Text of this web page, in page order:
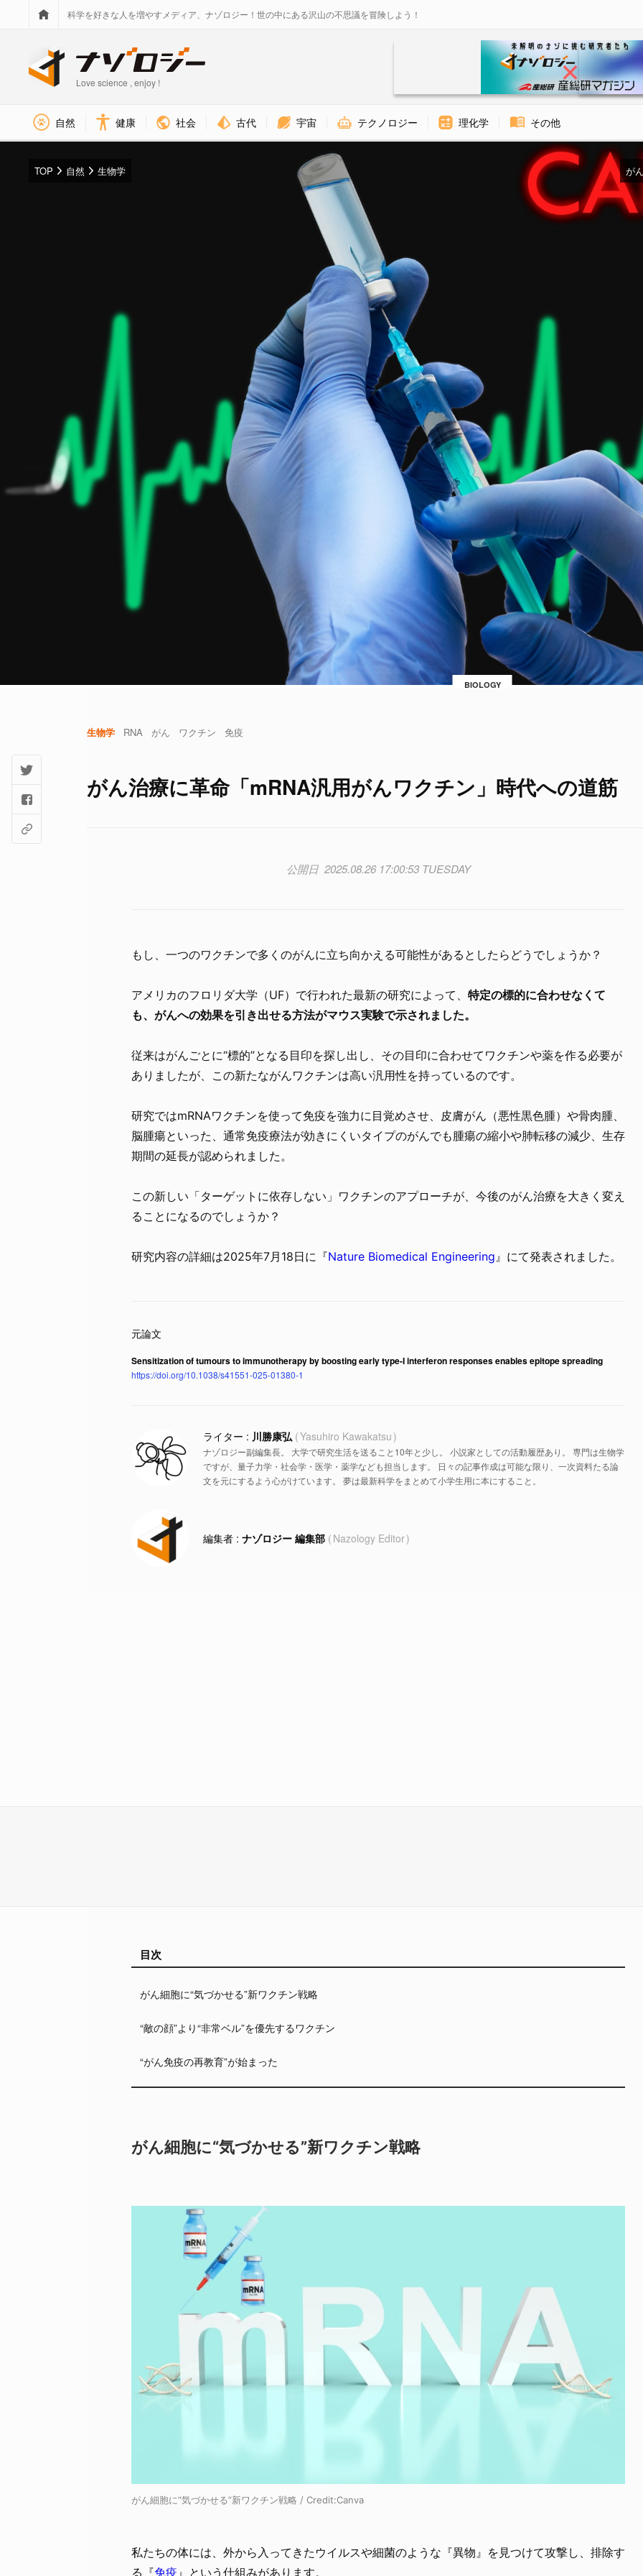
科学を好きな人を増やすメディア、ナゾロジー！世の中にある沢山の不思議を冒険しよう！
Love science , enjoy !
自然 健康 社会 古代 宇宙 テクノロジー 理化学 その他
が
BIOLOGY
TOP 自然 生物学
生物学 RNA がん ワクチン 免疫
がん治療に革命「mRNA汎用がんワクチン」時代への道筋
2025.08.26 17:00:53 TUESDAY
もし、一つのワクチンで多くのがんに立ち向かえる可能性があるとしたらどうでしょうか？
アメリカのフロリダ大学（UF）で行われた最新の研究によって、 特定の標的に合わせなくて
も、がんへの効果を引き出せる方法がマウス実験で示されました。
従来はがんごとに“標的”となる目印を探し出し、その目印に合わせてワクチンや薬を作る必要が
ありましたが、この新たながんワクチンは高い汎用性を持っているのです。
研究ではmRNAワクチンを使って免疫を強力に目覚めさせ、皮膚がん（悪性黒色腫）や骨肉腫、
脳腫瘍といった、通常免疫療法が効きにくいタイプのがんでも腫瘍の縮小や肺転移の減少、生存
期間の延長が認められました。
この新しい「ターゲットに依存しない」ワクチンのアプローチが、今後のがん治療を大きく変え
ることになるのでしょうか？
研究内容の詳細は2025年7月18日に『Nature Biomedical Engineering 』にて発表されました。
Sensitization of tumours to immunotherapy by boosting early type-I interferon responses enables epitope spreading
https://doi.org/10.1038/s41551-025-01380-1
川勝康弘 Yasuhiro Kawakatsu
ナゾロジー副編集長。 大学で研究生活を送ること10年と少し。 小説家としての活動履歴あり。 専門は生物学
ですが、量子力学・社会学・医学・薬学なども担当します。 日々の記事作成は可能な限り、一次資料たる論
文を元にするよう心がけています。 夢は最新科学をまとめて小学生用に本にすること。
ナゾロジー 編集部 Nazology Editor
目次
がん細胞に“気づかせる”新ワクチン戦略
“敵の顔”より“非常ベル”を優先するワクチン
“がん免疫の再教育”が始まった
がん細胞に“気づかせる”新ワクチン戦略
がん細胞に“気づかせる”新ワクチン戦略 / Credit:Canva
私たちの体には、外から入ってきたウイルスや細菌のような『異物』を見つけて攻撃し、排除す
る『免疫 』という仕組みがあります。